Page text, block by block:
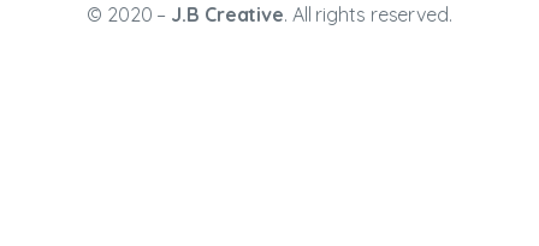
© 2020 – J.B Creative. All rights reserved.